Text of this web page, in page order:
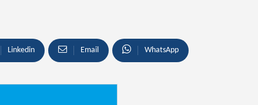
Linkedin Email WhatsApp